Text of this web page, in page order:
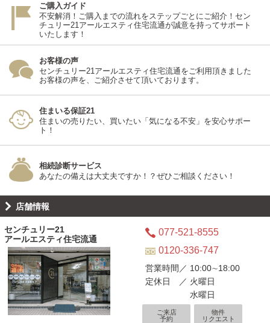
ご購入ガイド
不安解消！ご購入までの流れをステップごとにご紹介！セン
チュリー21アールエスティ住宅流通が誠意を持ってサポート
いたします！
お客様の声
センチュリー21アールエスティ住宅流通をご利用頂きました
お客様の声を、ご紹介させて頂いております。
住まいる保証21
住まいの売りたい、買いたい「気になる不安」を安心サポー
ト！
相続診断サービス
あなたの備えは大丈夫ですか！？ぜひご相談ください！
店舗情報
センチュリー21
アールエスティ住宅流通
077-521-8555
0120-336-747
営業時間／ 10:00∼18:00
定休日 ／ 火曜日
水曜日
ご来店
予約
物件
リクエスト